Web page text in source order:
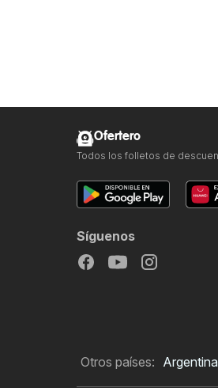
Ofertero
Todos los folletos de
Síguenos
Otros países: Argentina